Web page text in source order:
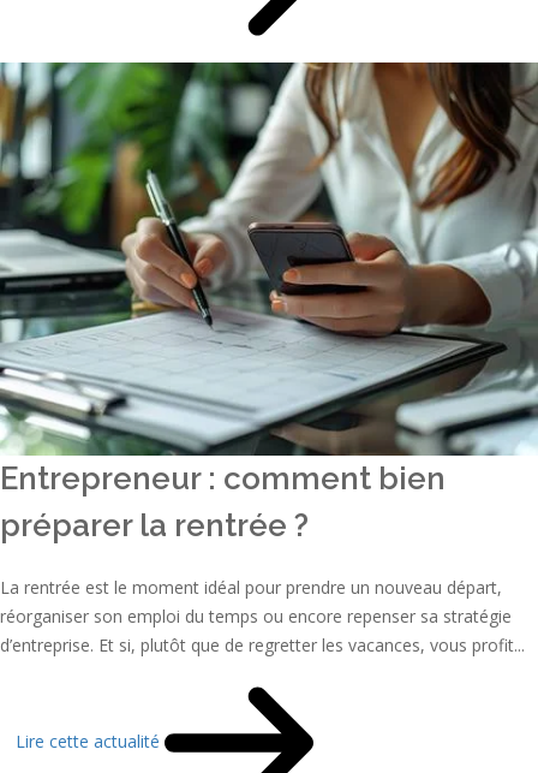
Entrepreneur : comment bien
préparer la rentrée ?
La rentrée est le moment idéal pour prendre un nouveau départ,
réorganiser son emploi du temps ou encore repenser sa stratégie
d’entreprise. Et si, plutôt que de regretter les vacances, vous profit...
Lire cette actualité